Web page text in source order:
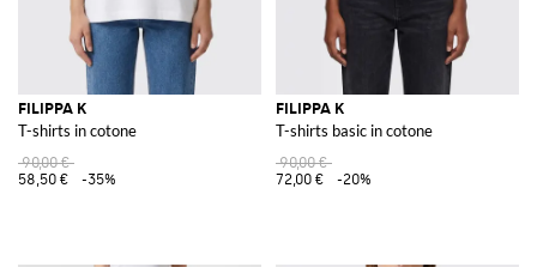
FILIPPA K
T-shirts in cotone
90,00 €
58,50 €
-35%
FILIPPA K
T-shirts basic in cotone
90,00 €
72,00 €
-20%